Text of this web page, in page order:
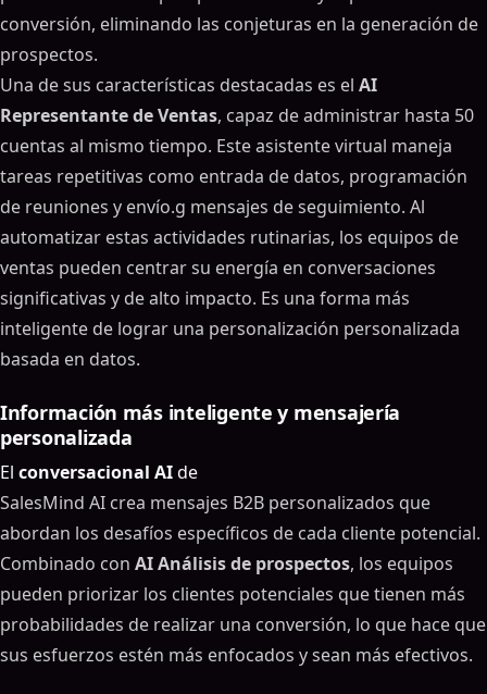
conversión, eliminando las conjeturas en la generación de
prospectos.
Una de sus características destacadas es el AI
Representante de Ventas, capaz de administrar hasta 50
cuentas al mismo tiempo. Este asistente virtual maneja
tareas repetitivas como entrada de datos, programación
de reuniones y envío.g mensajes de seguimiento. Al
automatizar estas actividades rutinarias, los equipos de
ventas pueden centrar su energía en conversaciones
significativas y de alto impacto. Es una forma más
inteligente de lograr una personalización personalizada
basada en datos.
Información más inteligente y mensajería
personalizada
El conversacional AIde
SalesMind AI crea mensajes B2B personalizados que
abordan los desafíos específicos de cada cliente potencial.
Combinado con AI Análisis de prospectos, los equipos
pueden priorizar los clientes potenciales que tienen más
probabilidades de realizar una conversión, lo que hace que
sus esfuerzos estén más enfocados y sean más efectivos.